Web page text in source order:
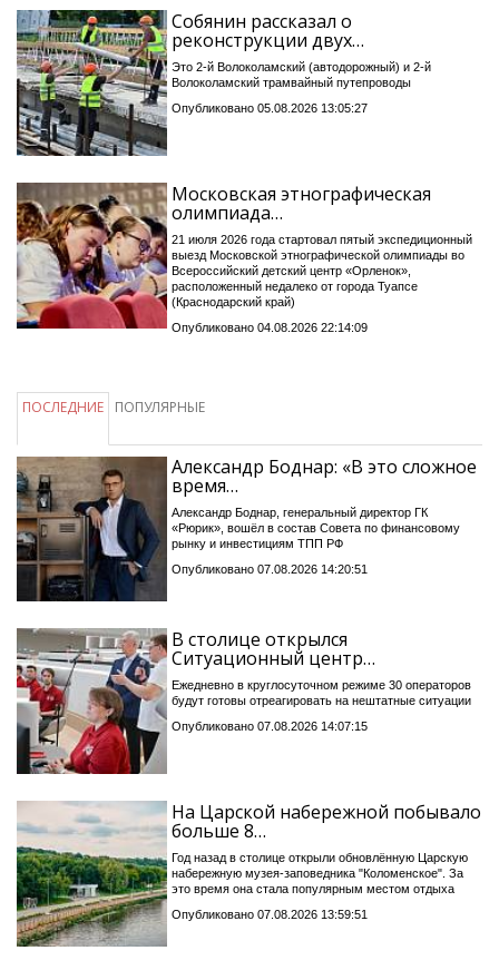
Собянин рассказал о
реконструкции двух…
Это 2-й Волоколамский (автодорожный) и 2-й
Волоколамский трамвайный путепроводы
Опубликовано 05.08.2026 13:05:27
Московская этнографическая
олимпиада…
21 июля 2026 года стартовал пятый экспедиционный
выезд Московской этнографической олимпиады во
Всероссийский детский центр «Орленок»,
расположенный недалеко от города Туапсе
(Краснодарский край)
Опубликовано 04.08.2026 22:14:09
ПОСЛЕДНИЕ ПОПУЛЯРНЫЕ
Александр Боднар: «В это сложное
время…
Александр Боднар, генеральный директор ГК
«Рюрик», вошёл в состав Совета по финансовому
рынку и инвестициям ТПП РФ
Опубликовано 07.08.2026 14:20:51
В столице открылся
Ситуационный центр…
Ежедневно в круглосуточном режиме 30 операторов
будут готовы отреагировать на нештатные ситуации
Опубликовано 07.08.2026 14:07:15
На Царской набережной побывало
больше 8…
Год назад в столице открыли обновлённую Царскую
набережную музея-заповедника "Коломенское". За
это время она стала популярным местом отдыха
Опубликовано 07.08.2026 13:59:51